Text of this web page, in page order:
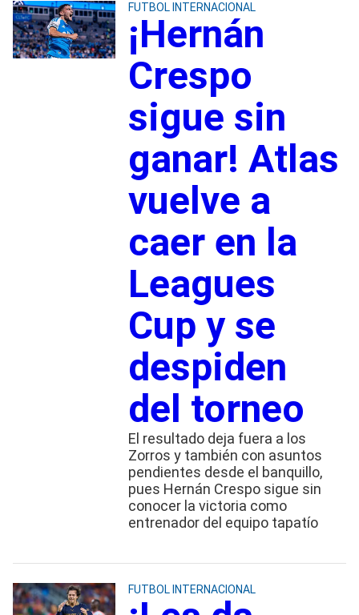
FUTBOL INTERNACIONAL
¡Hernán
Crespo
sigue sin
ganar! Atlas
vuelve a
caer en la
Leagues
Cup y se
despiden
del torneo
El resultado deja fuera a los
Zorros y también con asuntos
pendientes desde el banquillo,
pues Hernán Crespo sigue sin
conocer la victoria como
entrenador del equipo tapatío
FUTBOL INTERNACIONAL